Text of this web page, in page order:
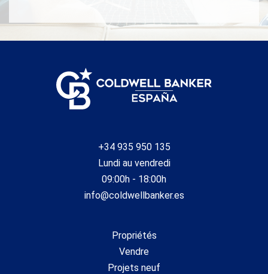
+34 935 950 135
Lundi au vendredi
09:00h - 18:00h
info@coldwellbanker.es
Propriétés
Vendre
Projets neuf